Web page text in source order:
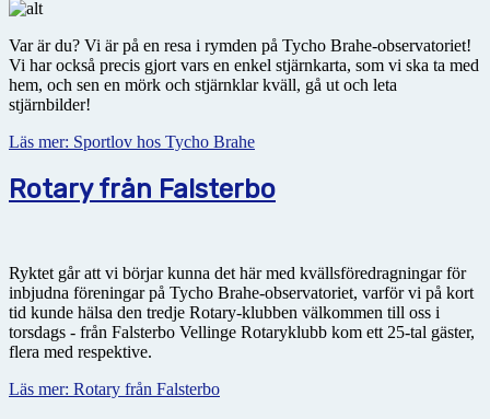
Var är du? Vi är på en resa i rymden på Tycho Brahe-observatoriet!
Vi har också precis gjort vars en enkel stjärnkarta, som vi ska ta med
hem, och sen en mörk och stjärnklar kväll, gå ut och leta
stjärnbilder!
Läs mer: Sportlov hos Tycho Brahe
Rotary från Falsterbo
Ryktet går att vi börjar kunna det här med kvällsföredragningar för
inbjudna föreningar på Tycho Brahe-observatoriet, varför vi på kort
tid kunde hälsa den tredje Rotary-klubben välkommen till oss i
torsdags - från Falsterbo Vellinge Rotaryklubb kom ett 25-tal gäster,
flera med respektive.
Läs mer: Rotary från Falsterbo